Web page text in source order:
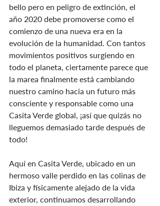
bello pero en peligro de extinción, el
año 2020 debe promoverse como el
comienzo de una nueva era en la
evolución de la humanidad. Con tantos
movimientos positivos surgiendo en
todo el planeta, ciertamente parece que
la marea finalmente está cambiando
nuestro camino hacia un futuro más
consciente y responsable como una
Casita Verde global, ¡así que quizás no
lleguemos demasiado tarde después de
todo!
Aquí en Casita Verde, ubicado en un
hermoso valle perdido en las colinas de
Ibiza y físicamente alejado de la vida
exterior, continuamos desarrollando